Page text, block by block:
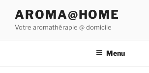
contenu
AROMA@HOME
Votre aromathérapie @ domicile
Menu